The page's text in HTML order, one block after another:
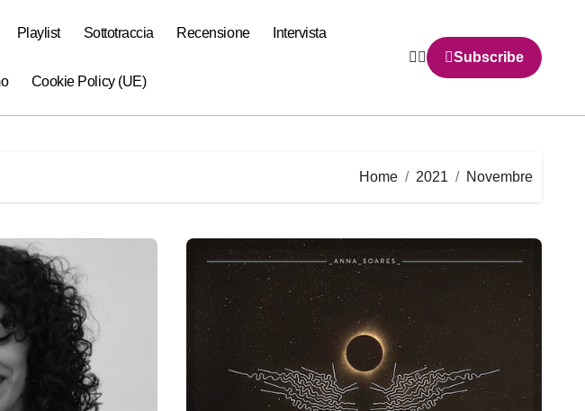
Playlist Sottotraccia Recensione Intervista
Cookie Policy (UE)
Subscribe
Home 2021 Novembre